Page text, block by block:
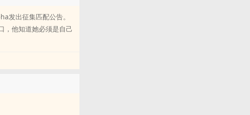
发出征集匹配公告。
，他知道她必须是自己